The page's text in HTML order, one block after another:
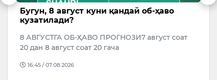
Бугун, 8 август куни қандай об-ҳаво
кузатилади?
8 АВГУСТГА ОБ-ҲАВО ПРОГНОЗИ7 август соат
20 дан 8 август соат 20 гача
16:45 / 07.08.2026